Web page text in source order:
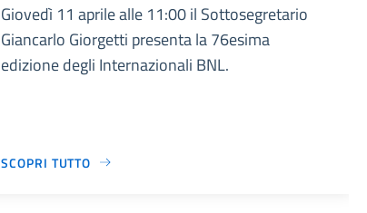
Giovedì 11 aprile alle 11:00 il Sottosegretario
Giancarlo Giorgetti presenta la 76esima
edizione degli Internazionali BNL.
SCOPRI TUTTO